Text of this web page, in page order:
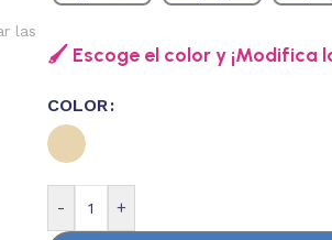
las
🖌️ Escoge el color y ¡Modifica
COLOR
- +